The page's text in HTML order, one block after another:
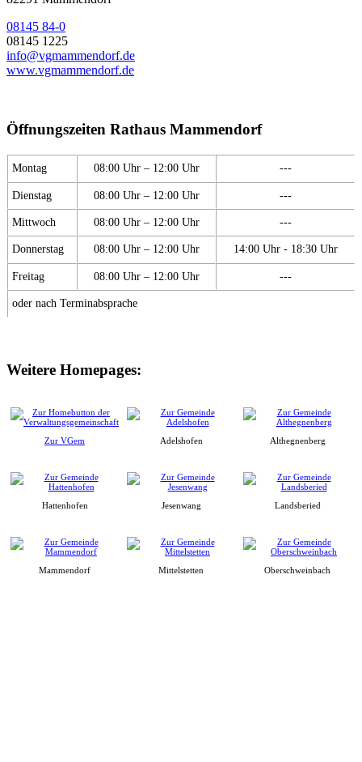
08145 84-0
08145 1225
info@vgmammendorf.de
www.vgmammendorf.de
Öffnungszeiten Rathaus Mammendorf
Montag 08:00 Uhr – 12:00 Uhr ---
Dienstag 08:00 Uhr – 12:00 Uhr ---
Mittwoch 08:00 Uhr – 12:00 Uhr ---
Donnerstag 08:00 Uhr – 12:00 Uhr 14:00 Uhr - 18:30 Uhr
Freitag 08:00 Uhr – 12:00 Uhr ---
oder nach Terminabsprache
Weitere Homepages:
Zur VGem Adelshofen Althegnenberg
Hattenhofen Jesenwang Landsberied
Mammendorf Mittelstetten Oberschweinbach